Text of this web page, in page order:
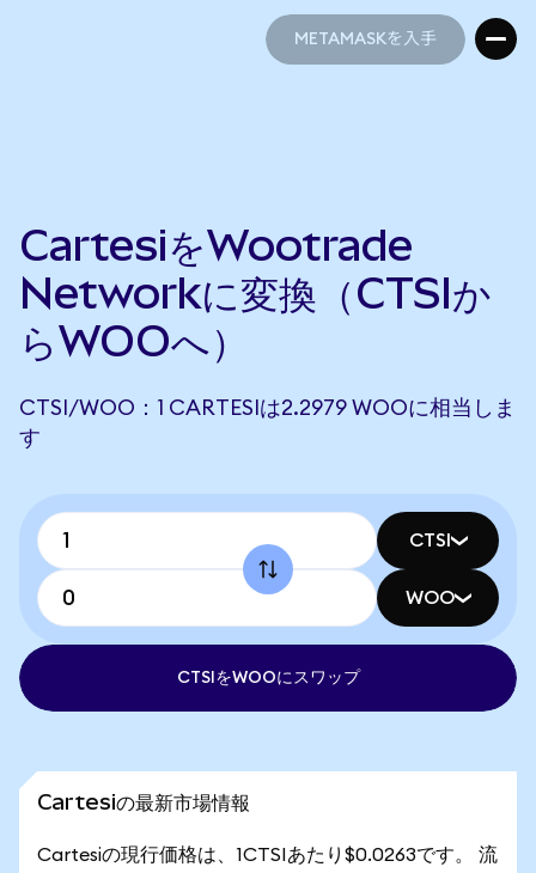
METAMASKを入手
CartesiをWootrade
Networkに変換（CTSIか
らWOOへ）
CTSI/WOO：1 CARTESIは2.2979 WOOに相当しま
す
CTSI
WOO
CTSIをWOOにスワップ
Cartesiの最新市場情報
Cartesiの現行価格は、1CTSIあたり$0.0263です。 流